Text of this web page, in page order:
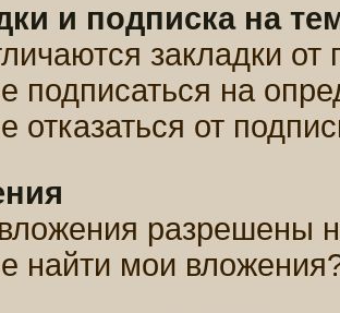
и подписка на
закладки от
подписаться на
отказаться от
разрешены
найти мои